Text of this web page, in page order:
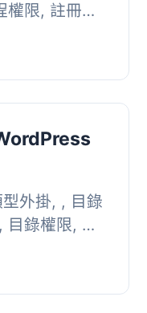
權限, 註冊主
外掛, , 目錄
目錄權限, 目